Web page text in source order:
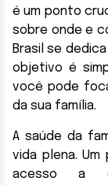
é um ponto
sobre onde e
Brasil se
objetivo é
você pode
da sua família.
A saúde da
vida plena.
acesso a